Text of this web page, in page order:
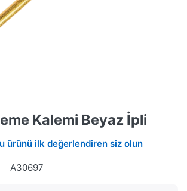
Kalemi Beyaz İpli
ürünü ilk değerlendiren siz olun
A30697